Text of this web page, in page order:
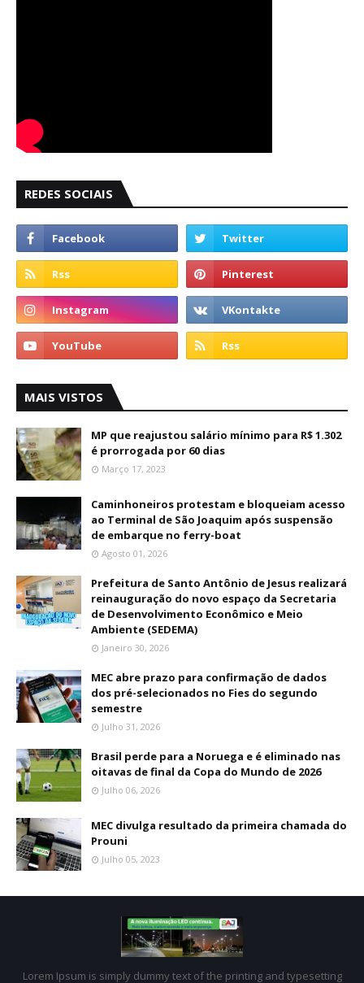
REDES SOCIAIS
MAIS VISTOS
MP que reajustou salário mínimo para R$ 1.302
é prorrogada por 60 dias
Março 17, 2023
Caminhoneiros protestam e bloqueiam acesso
ao Terminal de São Joaquim após suspensão
de embarque no ferry-boat
Agosto 01, 2026
Prefeitura de Santo Antônio de Jesus realizará
reinauguração do novo espaço da Secretaria
de Desenvolvimento Econômico e Meio
Ambiente (SEDEMA)
Janeiro 30, 2026
MEC abre prazo para confirmação de dados
dos pré-selecionados no Fies do segundo
semestre
Julho 31, 2026
Brasil perde para a Noruega e é eliminado nas
oitavas de final da Copa do Mundo de 2026
Julho 06, 2026
MEC divulga resultado da primeira chamada do
Prouni
Julho 05, 2023
Lorem Ipsum is simply dummy text of the printing and typesetting